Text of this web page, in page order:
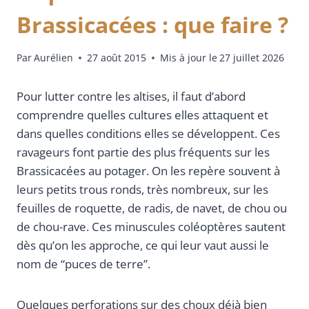
Brassicacées : que faire ?
ParAurélien 27 août 2015 Mis à jour le27 juillet 2026
Pour lutter contre les altises, il faut d’abord
comprendre quelles cultures elles attaquent et
dans quelles conditions elles se développent. Ces
ravageurs font partie des plus fréquents sur les
Brassicacées au potager. On les repère souvent à
leurs petits trous ronds, très nombreux, sur les
feuilles de roquette, de radis, de navet, de chou ou
de chou-rave. Ces minuscules coléoptères sautent
dès qu’on les approche, ce qui leur vaut aussi le
nom de “puces de terre”.
Quelques perforations sur des choux déjà bien